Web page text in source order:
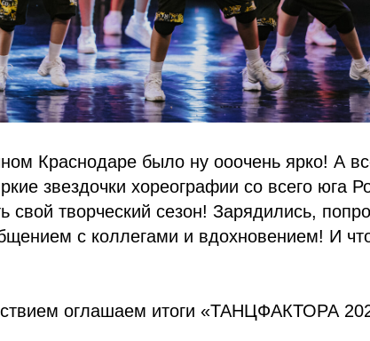
Краснодаре было ну ооочень ярко! А
звездочки хореографии со всего юга
свой творческий сезон! Зарядились,
с коллегами и вдохновением! И
оглашаем итоги «ТАНЦФАКТОРА